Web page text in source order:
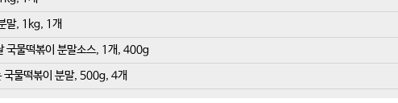
말, 1kg, 1개
국물떡볶이 분말소스, 1개, 400g
국물떡볶이 분말, 500g, 4개